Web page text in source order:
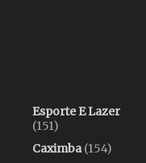
Esporte E Lazer
(151)
Caximba(154)